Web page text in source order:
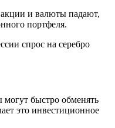
акции и валюты падают,
портфеля.
спрос на серебро
могут быстро обменять
это инвестиционное